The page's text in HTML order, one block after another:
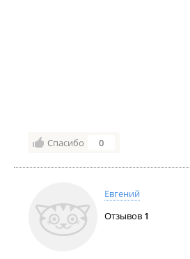
Спасибо 0
Евгений
Отзывов 1